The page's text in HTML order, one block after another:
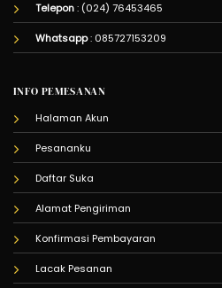
Telepon: (024) 76453465
Whatsapp: 085727153209
INFO PEMESANAN
Halaman Akun
Pesananku
Daftar Suka
Alamat Pengiriman
Konfirmasi Pembayaran
Lacak Pesanan